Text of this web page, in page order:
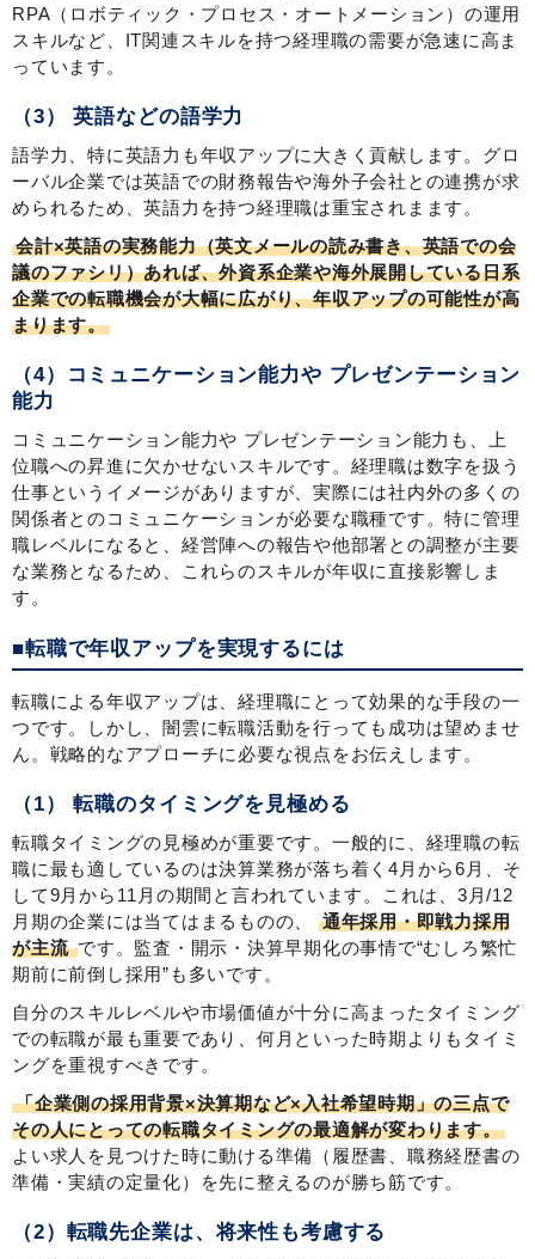
RPA（ロボティック・プロセス・オートメーション）の運用
スキルなど、IT関連スキルを持つ経理職の需要が急速に高ま
っています。
（3） 英語などの語学力
語学力、特に英語力も年収アップに大きく貢献します。グロ
ーバル企業では英語での財務報告や海外子会社との連携が求
められるため、英語力を持つ経理職は重宝されまます。
会計×英語の実務能力（英文メールの読み書き、英語での会
議のファシリ）あれば、外資系企業や海外展開している日系
企業での転職機会が大幅に広がり、年収アップの可能性が高
まります。
（4）コミュニケーション能力や プレゼンテーション
能力
コミュニケーション能力や プレゼンテーション能力も、上
位職への昇進に欠かせないスキルです。経理職は数字を扱う
仕事というイメージがありますが、実際には社内外の多くの
関係者とのコミュニケーションが必要な職種です。特に管理
職レベルになると、経営陣への報告や他部署との調整が主要
な業務となるため、これらのスキルが年収に直接影響しま
す。
■転職で年収アップを実現するには
転職による年収アップは、経理職にとって効果的な手段の一
つです。しかし、闇雲に転職活動を行っても成功は望めませ
ん。戦略的なアプローチに必要な視点をお伝えします。
（1） 転職のタイミングを見極める
転職タイミングの見極めが重要です。一般的に、経理職の転
職に最も適しているのは決算業務が落ち着く4月から6月、そ
して9月から11月の期間と言われています。これは、3月/12
月期の企業には当てはまるものの、
通年採用・即戦力採用
が主流 です。監査・開示・決算早期化の事情で“むしろ繁忙
期前に前倒し採用”も多いです。
自分のスキルレベルや市場価値が十分に高まったタイミング
での転職が最も重要であり、何月といった時期よりもタイミ
ングを重視すべきです。
「企業側の採用背景×決算期など×入社希望時期」の三点で
その人にとっての転職タイミングの最適解が変わります。
よい求人を見つけた時に動ける準備（履歴書、職務経歴書の
準備・実績の定量化）を先に整えるのが勝ち筋です。
（2）転職先企業は、将来性も考慮する